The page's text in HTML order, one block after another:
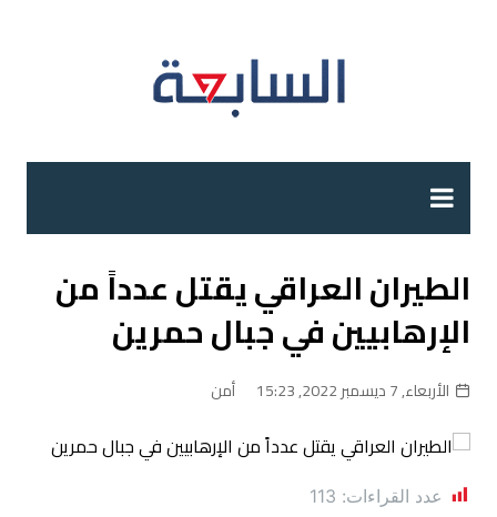
الطيران العراقي يقتل عدداً من
الإرهابيين في جبال حمرين
الأربعاء, 7 ديسمبر 2022, 15:23 أمن
عدد القراءات: 113